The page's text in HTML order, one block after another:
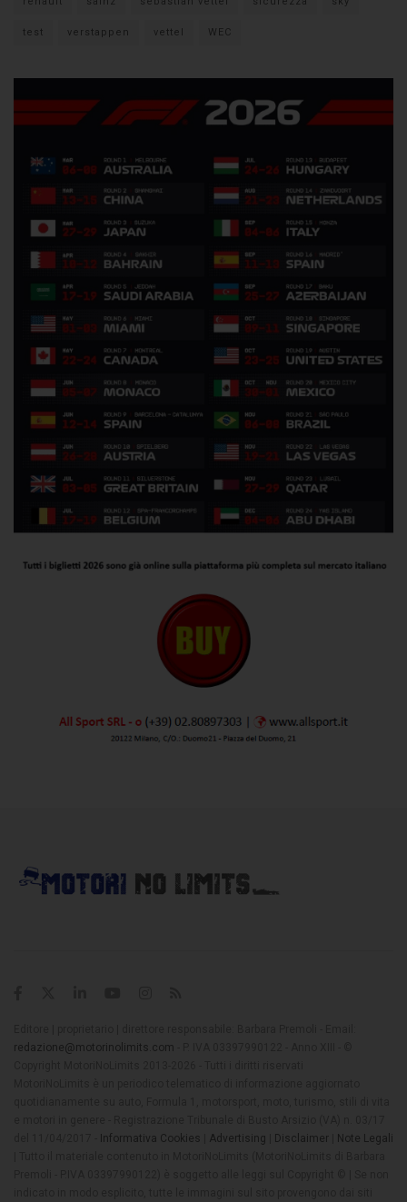
test verstappen vettel WEC
redazione@motorinolimits.com
Informativa Cookies Advertising Disclaimer
Note Legali